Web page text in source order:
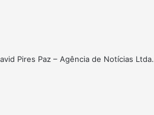
Pires Paz – Agência de Notícias Ltda.